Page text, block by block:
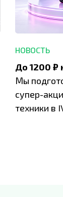
НОВОСТЬ
Мы
супер-
техники в